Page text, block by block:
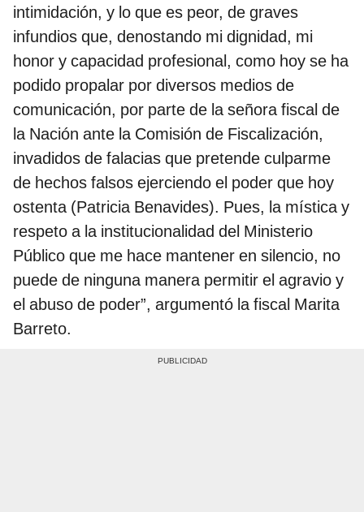
intimidación, y lo que es peor, de graves
infundios que, denostando mi dignidad, mi
honor y capacidad profesional, como hoy se ha
podido propalar por diversos medios de
comunicación, por parte de la señora fiscal de
la Nación ante la Comisión de Fiscalización,
invadidos de falacias que pretende culparme
de hechos falsos ejerciendo el poder que hoy
ostenta (Patricia Benavides). Pues, la mística y
respeto a la institucionalidad del Ministerio
Público que me hace mantener en silencio, no
puede de ninguna manera permitir el agravio y
el abuso de poder”, argumentó la fiscal Marita
Barreto.